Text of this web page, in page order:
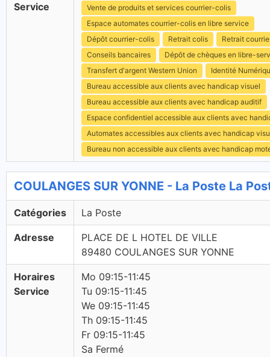
Service
Vente de produits et services courrier-colis
Espace automates courrier-colis en libre service
Dépôt courrier-colis
Retrait colis
Retrait
Conseils bancaires
Dépôt de chèques en libre-
Transfert d'argent Western Union
Identité
Bureau accessible aux clients avec handicap visuel
Bureau accessible aux clients avec handicap auditif
Espace confidentiel accessible aux clients avec
Automates accessibles aux clients avec handicap
Bureau non accessible aux clients avec handicap
COULANGES SUR YONNE - La Poste La
Catégories La Poste
Adresse
PLACE DE L HOTEL DE VILLE
89480 COULANGES SUR YONNE
Horaires
Service
Mo 09:15-11:45
Tu 09:15-11:45
We 09:15-11:45
Th 09:15-11:45
Fr 09:15-11:45
Sa Fermé